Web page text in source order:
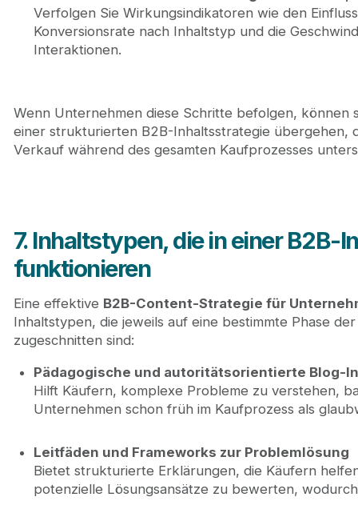
Verfolgen Sie Wirkungsindikatoren wie den
Konversionsrate nach Inhaltstyp und die
Interaktionen.
Wenn Unternehmen diese Schritte befolgen,
einer strukturierten B2B-Inhaltsstrategie übergehen,
Verkauf während des gesamten Kaufprozesses
7. Inhaltstypen, die in einer B2B-
funktionieren
Eine effektive B2B-Content-Strategie für
Inhaltstypen, die jeweils auf eine bestimmte Phase
zugeschnitten sind:
Pädagogische und autoritätsorientierte Blog-
Hilft Käufern, komplexe Probleme zu verstehen,
Unternehmen schon früh im Kaufprozess als
Leitfäden und Frameworks zur Problemlösung
Bietet strukturierte Erklärungen, die Käufern
potenzielle Lösungsansätze zu bewerten,